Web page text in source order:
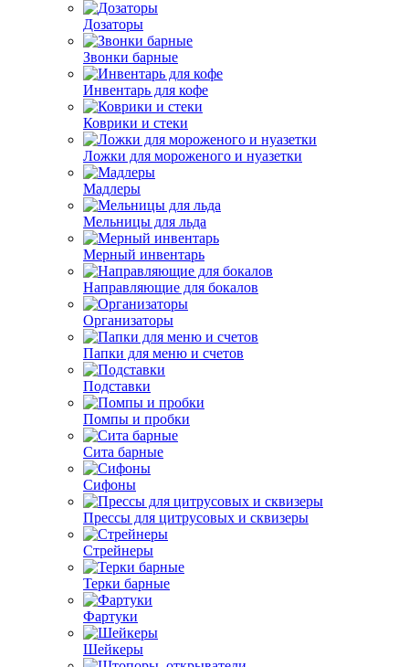
Дозаторы
Звонки барные
Инвентарь для кофе
Коврики и стеки
Ложки для мороженого и нуазетки
Мадлеры
Мельницы для льда
Мерный инвентарь
Направляющие для бокалов
Организаторы
Папки для меню и счетов
Подставки
Помпы и пробки
Сита барные
Сифоны
Прессы для цитрусовых и сквизеры
Стрейнеры
Терки барные
Фартуки
Шейкеры